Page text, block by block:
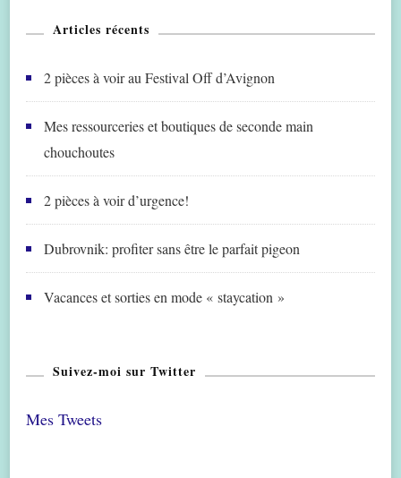
Articles récents
2 pièces à voir au Festival Off d’Avignon
Mes ressourceries et boutiques de seconde main
chouchoutes
2 pièces à voir d’urgence!
Dubrovnik: profiter sans être le parfait pigeon
Vacances et sorties en mode « staycation »
Suivez-moi sur Twitter
Mes Tweets